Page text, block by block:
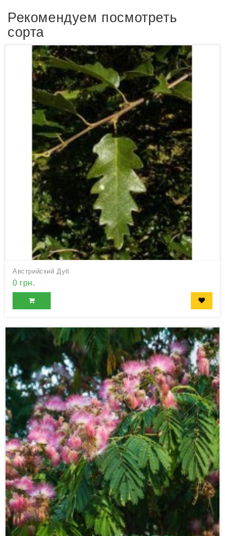
Рекомендуем посмотреть
сорта
Австрийский Дуб
0 грн.